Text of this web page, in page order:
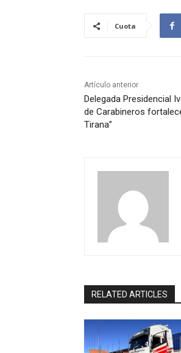
Cuota
Artículo anterior
Delegada Presidencial
de Carabineros
Tirana”
RELATED ARTICLES